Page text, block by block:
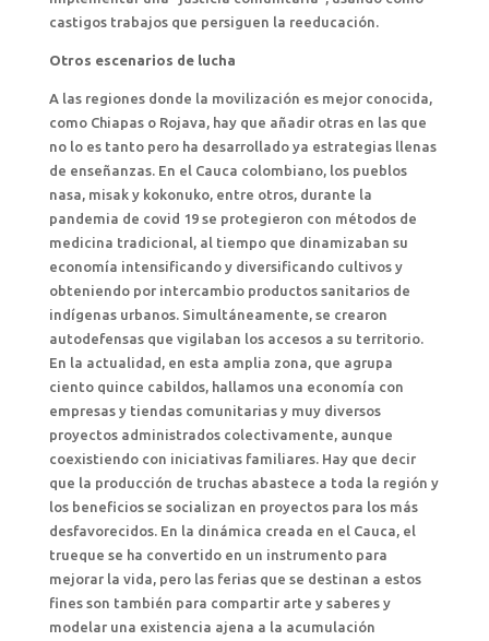
castigos trabajos que persiguen la reeducación.
Otros escenarios de lucha
A las regiones donde la movilización es mejor conocida,
como Chiapas o Rojava, hay que añadir otras en las que
no lo es tanto pero ha desarrollado ya estrategias llenas
de enseñanzas. En el Cauca colombiano, los pueblos
nasa, misak y kokonuko, entre otros, durante la
pandemia de covid 19 se protegieron con métodos de
medicina tradicional, al tiempo que dinamizaban su
economía intensificando y diversificando cultivos y
obteniendo por intercambio productos sanitarios de
indígenas urbanos. Simultáneamente, se crearon
autodefensas que vigilaban los accesos a su territorio.
En la actualidad, en esta amplia zona, que agrupa
ciento quince cabildos, hallamos una economía con
empresas y tiendas comunitarias y muy diversos
proyectos administrados colectivamente, aunque
coexistiendo con iniciativas familiares. Hay que decir
que la producción de truchas abastece a toda la región y
los beneficios se socializan en proyectos para los más
desfavorecidos. En la dinámica creada en el Cauca, el
trueque se ha convertido en un instrumento para
mejorar la vida, pero las ferias que se destinan a estos
fines son también para compartir arte y saberes y
modelar una existencia ajena a la acumulación